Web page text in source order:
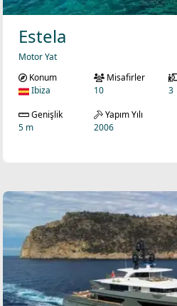
Estela
Motor Yat
Konum
Ibiza
Misafirler
10
3
Genişlik
5 m
Yapım Yılı
2006